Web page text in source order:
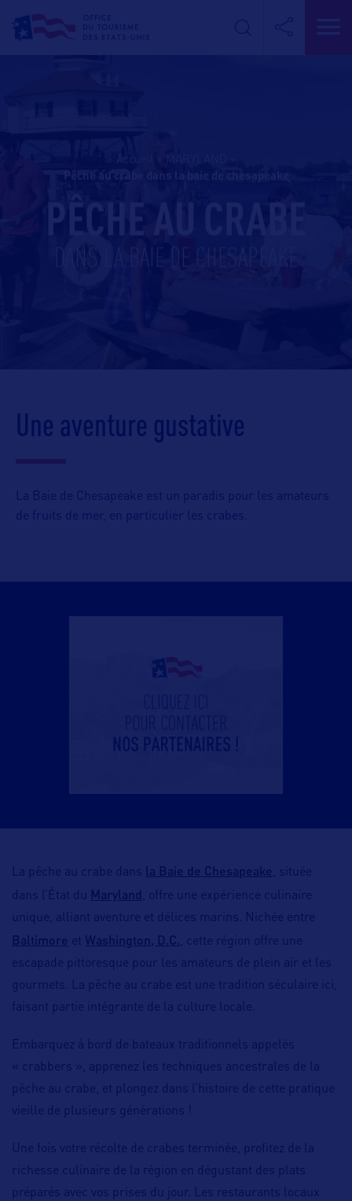
pêche au crabe dans la baie de chesapeake
PÊCHE AU CRABE
DANS LA BAIE DE CHESAPEAKE
Une aventure gustative
La Baie de Chesapeake est un paradis pour les amateurs
de fruits de mer, en particulier les crabes.
La pêche au crabe dans la Baie de Chesapeake
, située
dans l’État du Maryland
, offre une expérience culinaire
unique, alliant aventure et délices marins. Nichée entre
Baltimore et Washington, D.C. , cette région offre une
escapade pittoresque pour les amateurs de plein air et les
gourmets. La pêche au crabe est une tradition séculaire ici,
faisant partie intégrante de la culture locale.
Embarquez à bord de bateaux traditionnels appelés
« crabbers », apprenez les techniques ancestrales de la
pêche au crabe, et plongez dans l’histoire de cette pratique
vieille de plusieurs générations !
Une fois votre récolte de crabes terminée, profitez de la
richesse culinaire de la région en dégustant des plats
préparés avec vos prises du jour. Les restaurants locaux